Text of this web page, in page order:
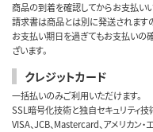
商品の到着を確認してからお支払いい
請求書は商品とは別に発送されます
お支払い期日を過ぎてもお支払いの
ざいます。
クレジットカード
一括払いのみご利用いただけます。
SSL暗号化技術と独自セキュリティ技
VISA、JCB、Mastercard、アメリカン・